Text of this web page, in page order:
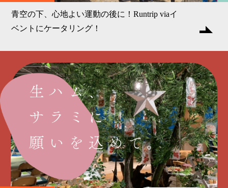
青空の下、心地よい運動の後に！Runtrip viaイ
ベントにケータリング！